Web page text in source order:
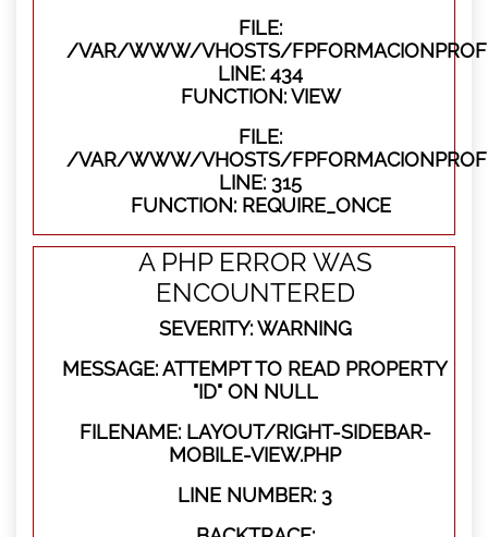
FILE:
/VAR/WWW/VHOSTS/
LINE: 434
FUNCTION: VIEW
FILE:
/VAR/WWW/VHOSTS/
LINE: 315
FUNCTION: REQUIRE_ONCE
A PHP ERROR WAS
ENCOUNTERED
SEVERITY: WARNING
MESSAGE: ATTEMPT TO READ PROPERTY
"ID" ON NULL
FILENAME: LAYOUT/RIGHT-SIDEBAR-
MOBILE-VIEW.PHP
LINE NUMBER: 3